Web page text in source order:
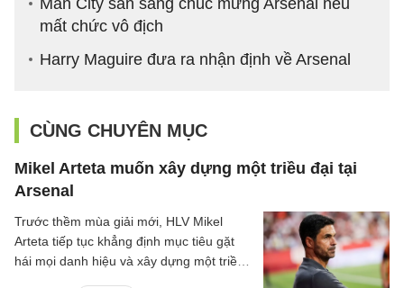
Man City sẵn sàng chúc mừng Arsenal nếu
mất chức vô địch
Harry Maguire đưa ra nhận định về Arsenal
CÙNG CHUYÊN MỤC
Mikel Arteta muốn xây dựng một triều đại tại
Arsenal
Trước thềm mùa giải mới, HLV Mikel
Arteta tiếp tục khẳng định mục tiêu gặt
hái mọi danh hiệu và xây dựng một triều